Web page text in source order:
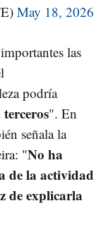
May 18, 2026
las
podría
". En
señala la
"No ha
de la actividad
de explicarla